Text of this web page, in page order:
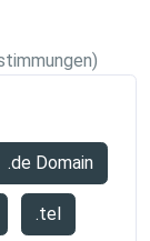
.de Domain
.tel